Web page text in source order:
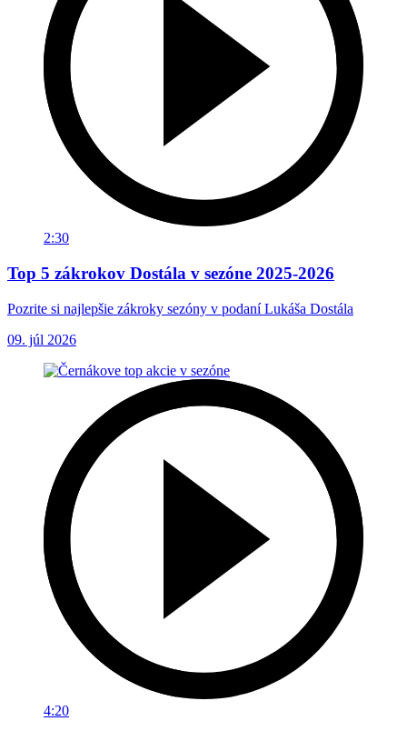
2:30
Top 5 zákrokov Dostála v sezóne 2025-2026
Pozrite si najlepšie zákroky sezóny v podaní Lukáša Dostála
09. júl 2026
4:20